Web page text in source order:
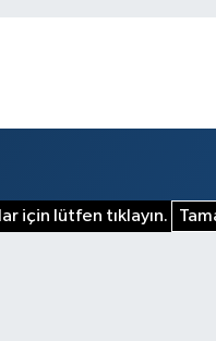
için lütfen tıklayın.